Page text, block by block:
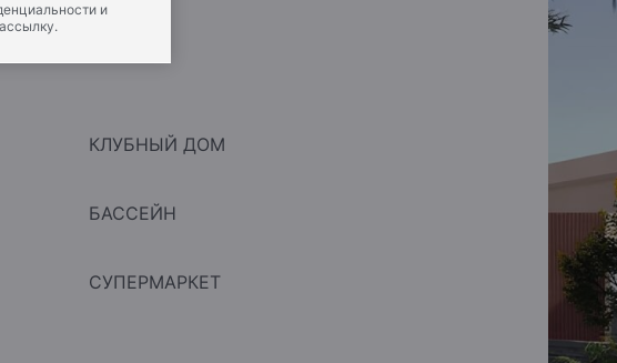
КЛУБНЫЙ ДОМ
БАССЕЙН
СУПЕРМАРКЕТ
и